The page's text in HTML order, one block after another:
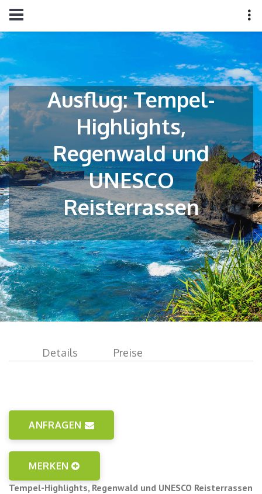
Ausflug: Tempel-
Highlights,
Regenwald und
UNESCO
Reisterrassen
Details Preise
ANFRAGEN
MERKEN
Tempel-Highlights, Regenwald und UNESCO Reisterrassen